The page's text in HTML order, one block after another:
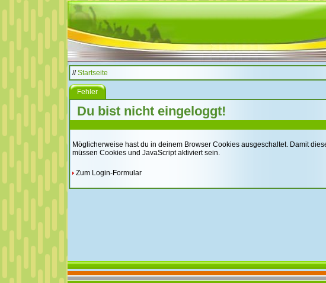
//Startseite
Fehler
Du bist nicht eingeloggt!
Möglicherweise hast du in deinem Browser Cookies ausgeschaltet. Damit
müssen Cookies und JavaScript aktiviert sein.
Zum Login-Formular